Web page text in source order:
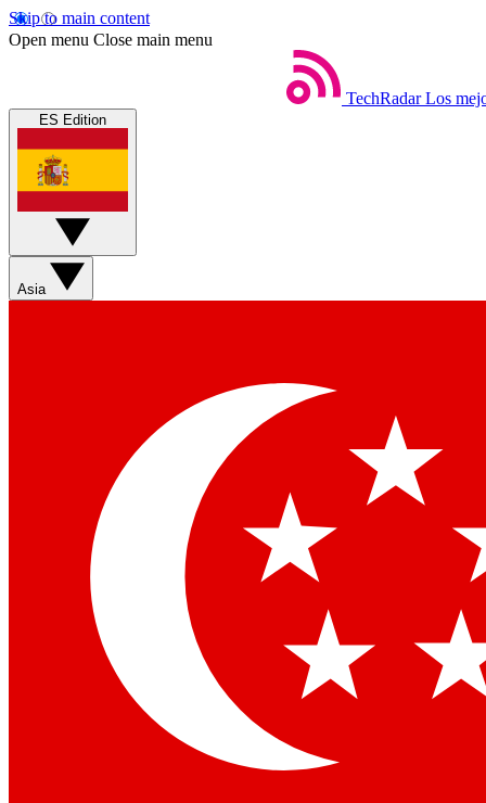
Skip to main content
Open menu Close main menu
TechRadar Los
ES Edition
Asia